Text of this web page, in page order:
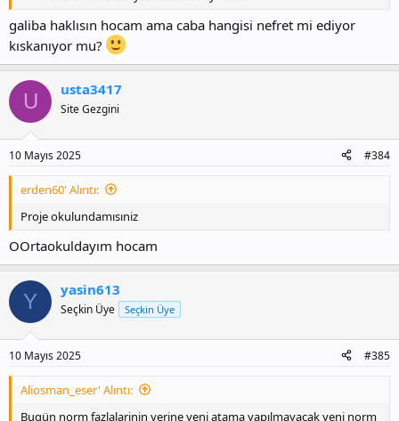
galiba haklısın hocam ama caba hangisi nefret mi ediyor
kıskanıyor mu?
U usta3417
Site Gezgini
10 Mayıs 2025 #384
erden60' Alıntı:
Proje okulundamısıniz
OOrtaokuldayım hocam
Y yasin613
Seçkin Üye Seçkin Üye
10 Mayıs 2025 #385
Aliosman_eser' Alıntı:
Bugün norm fazlalarinin yerine yeni atama yapılmayacak yeni norm